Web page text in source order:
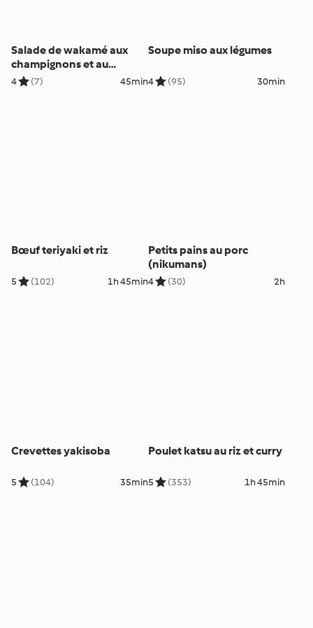
Salade de wakamé aux
champignons et au
sésame
4 (7) 45min
Soupe miso aux légumes
4 (95) 30min
Bœuf teriyaki et riz
5 (102) 1h 45min
Petits pains au porc
(nikumans)
4 (30) 2h
Crevettes yakisoba
5 (104) 35min
Poulet katsu au riz et curry
5 (353) 1h 45min